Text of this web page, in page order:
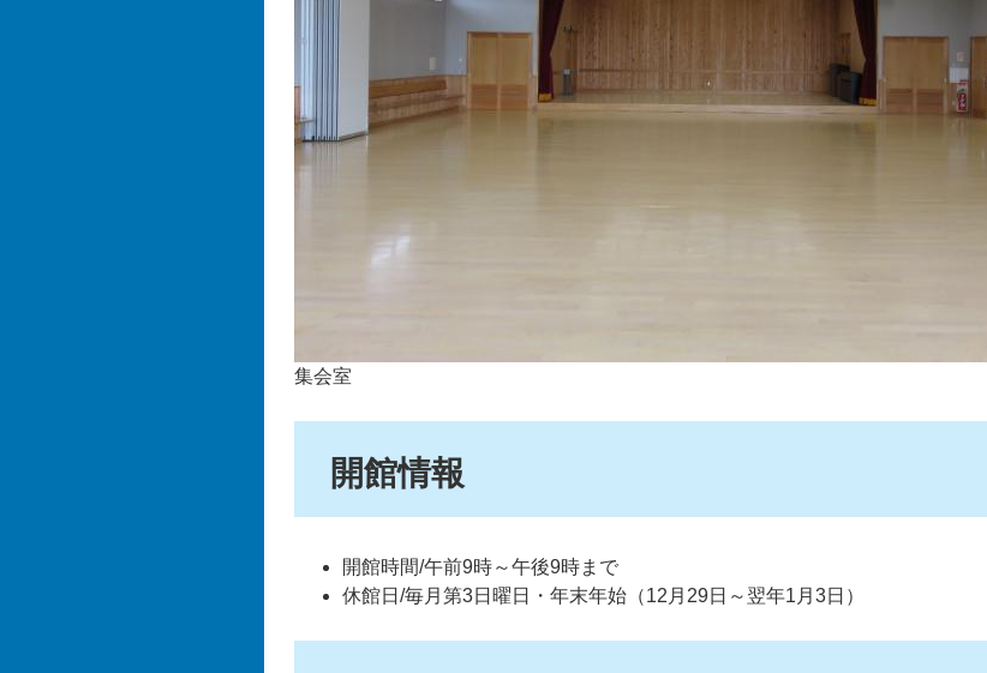
集会室
開館情報
開館時間/午前9時～午後9時まで
休館日/毎月第3日曜日・年末年始（12月29日～翌年1月3日）